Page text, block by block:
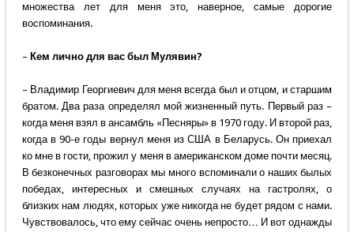
множества лет для меня это, наверное, самые дорогие
воспоминания.
– Кем лично для вас был Мулявин?
– Владимир Георгиевич для меня всегда был и отцом, и старшим
братом. Два раза определял мой жизненный путь. Первый раз –
когда меня взял в ансамбль «Песняры» в 1970 году. И второй раз,
когда в 90-е годы вернул меня из США в Беларусь. Он приехал
ко мне в гости, прожил у меня в американском доме почти месяц.
В безконечных разговорах мы много вспоминали о наших былых
победах, интересных и смешных случаях на гастролях, о
близких нам людях, которых уже никогда не будет рядом с нами.
Чувствовалось, что ему сейчас очень непросто… И вот однажды